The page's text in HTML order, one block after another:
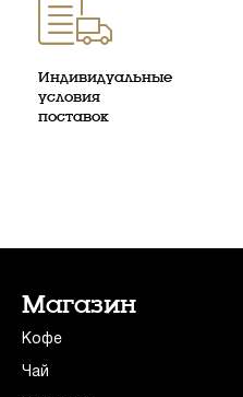
Индивидуальные
условия
поставок
Магазин
Кофе
Чай